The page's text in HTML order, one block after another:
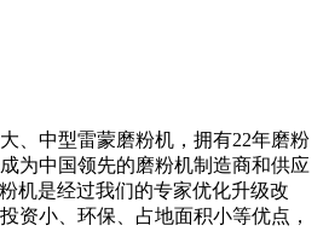
、中型雷蒙磨粉机，拥有22年磨粉
为中国领先的磨粉机制造商和供应
机是经过我们的专家优化升级改
资小、环保、占地面积小等优点，